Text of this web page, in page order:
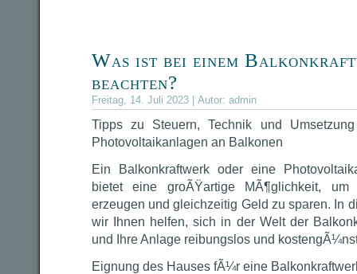
Was ist bei einem
beachten?
Freitag, 14. Juli 2023 | Autor: admin
Tipps zu Steuern, Technik und
Photovoltaikanlagen an Balkonen
Ein Balkonkraftwerk oder eine
bietet eine groÃŸartige MÃ¶glichkeit,
erzeugen und gleichzeitig Geld zu sparen. In
wir Ihnen helfen, sich in der Welt der
und Ihre Anlage reibungslos und
Eignung des Hauses fÃ¼r eine